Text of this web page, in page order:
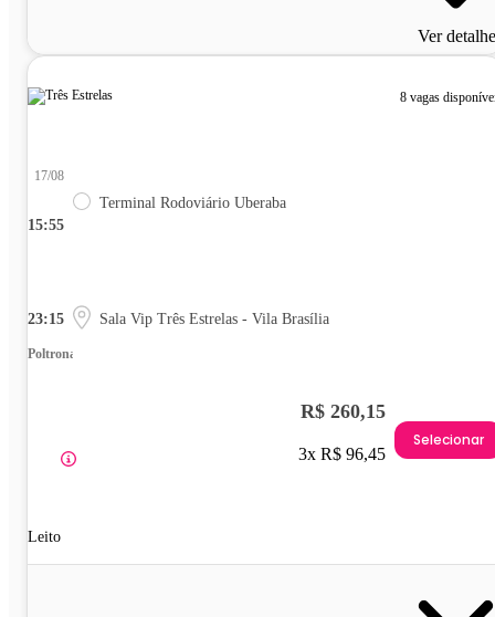
Ver
8 vagas
15:55
17/08
Terminal Rodoviário Uberaba
23:15 Sala Vip Três Estrelas - Vila Brasília
Poltrona
Leito
R$ 260,15
3x R$ 96,45
Selecionar